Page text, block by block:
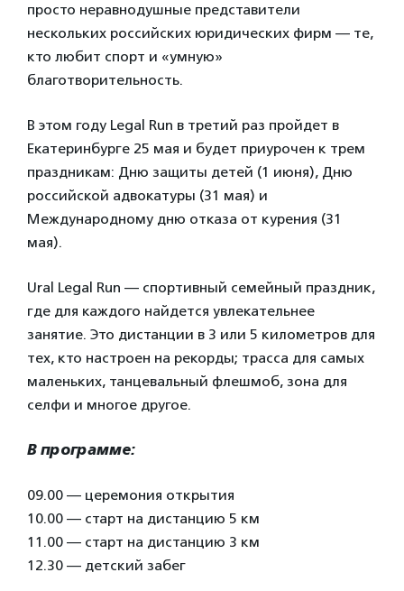
просто неравнодушные представители
нескольких российских юридических фирм — те,
кто любит спорт и «умную»
благотворительность.
В этом году Legal Run в третий раз пройдет в
Екатеринбурге 25 мая и будет приурочен к трем
праздникам: Дню защиты детей (1 июня), Дню
российской адвокатуры (31 мая) и
Международному дню отказа от курения (31
мая).
Ural Legal Run — спортивный семейный праздник,
где для каждого найдется увлекательнее
занятие. Это дистанции в 3 или 5 километров для
тех, кто настроен на рекорды; трасса для самых
маленьких, танцевальный флешмоб, зона для
селфи и многое другое.
В программе:
09.00 — церемония открытия
10.00 — старт на дистанцию 5 км
11.00 — старт на дистанцию 3 км
12.30 — детский забег